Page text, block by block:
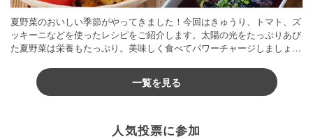
夏野菜のおいしい季節がやってきました！今回はきゅうり、トマト、ズ
ッキーニなどを使ったレシピをご紹介します。太陽の光をたっぷりあび
た夏野菜は栄養もたっぷり。美味しく食べてパワーチャージしましょう
一覧を見る
人気投票に参加